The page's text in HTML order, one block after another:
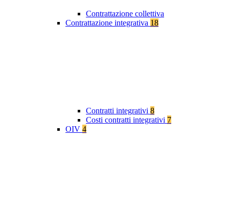
Contrattazione collettiva
Contrattazione integrativa 18
Contratti integrativi 8
Costi contratti integrativi 7
OIV 4